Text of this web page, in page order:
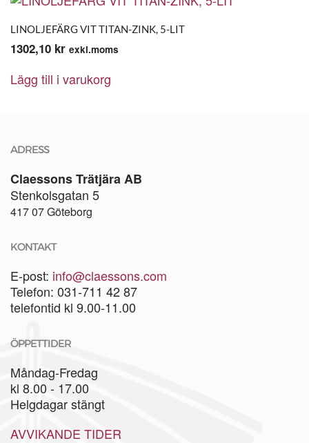
LINOLJEFÄRG VIT TITAN-ZINK, 5-LIT
1302,10 kr exkl.moms
Lägg till i varukorg
ADRESS
Claessons Trätjära AB
Stenkolsgatan 5
417 07 Göteborg
KONTAKT
E-post: info@claessons.com
Telefon: 031-711 42 87
telefontid kl 9.00-11.00
ÖPPETTIDER
Måndag-Fredag
kl 8.00 - 17.00
Helgdagar stängt
AVVIKANDE TIDER